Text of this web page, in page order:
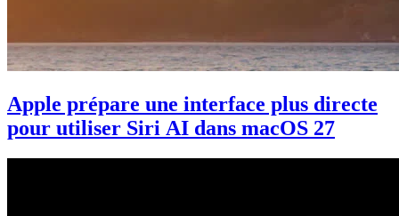
Apple prépare une interface plus directe
pour utiliser Siri AI dans macOS 27